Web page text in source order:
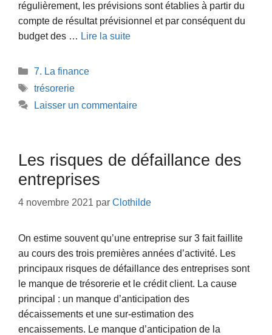
régulièrement, les prévisions sont établies à partir du
compte de résultat prévisionnel et par conséquent du
budget des … Lire la suite
Catégories
7. La finance
Étiquettes
trésorerie
Laisser un commentaire
Les risques de défaillance des
entreprises
4 novembre 2021 par Clothilde
On estime souvent qu’une entreprise sur 3 fait faillite
au cours des trois premières années d’activité. Les
principaux risques de défaillance des entreprises sont
le manque de trésorerie et le crédit client. La cause
principal : un manque d’anticipation des
décaissements et une sur-estimation des
encaissements. Le manque d’anticipation de la